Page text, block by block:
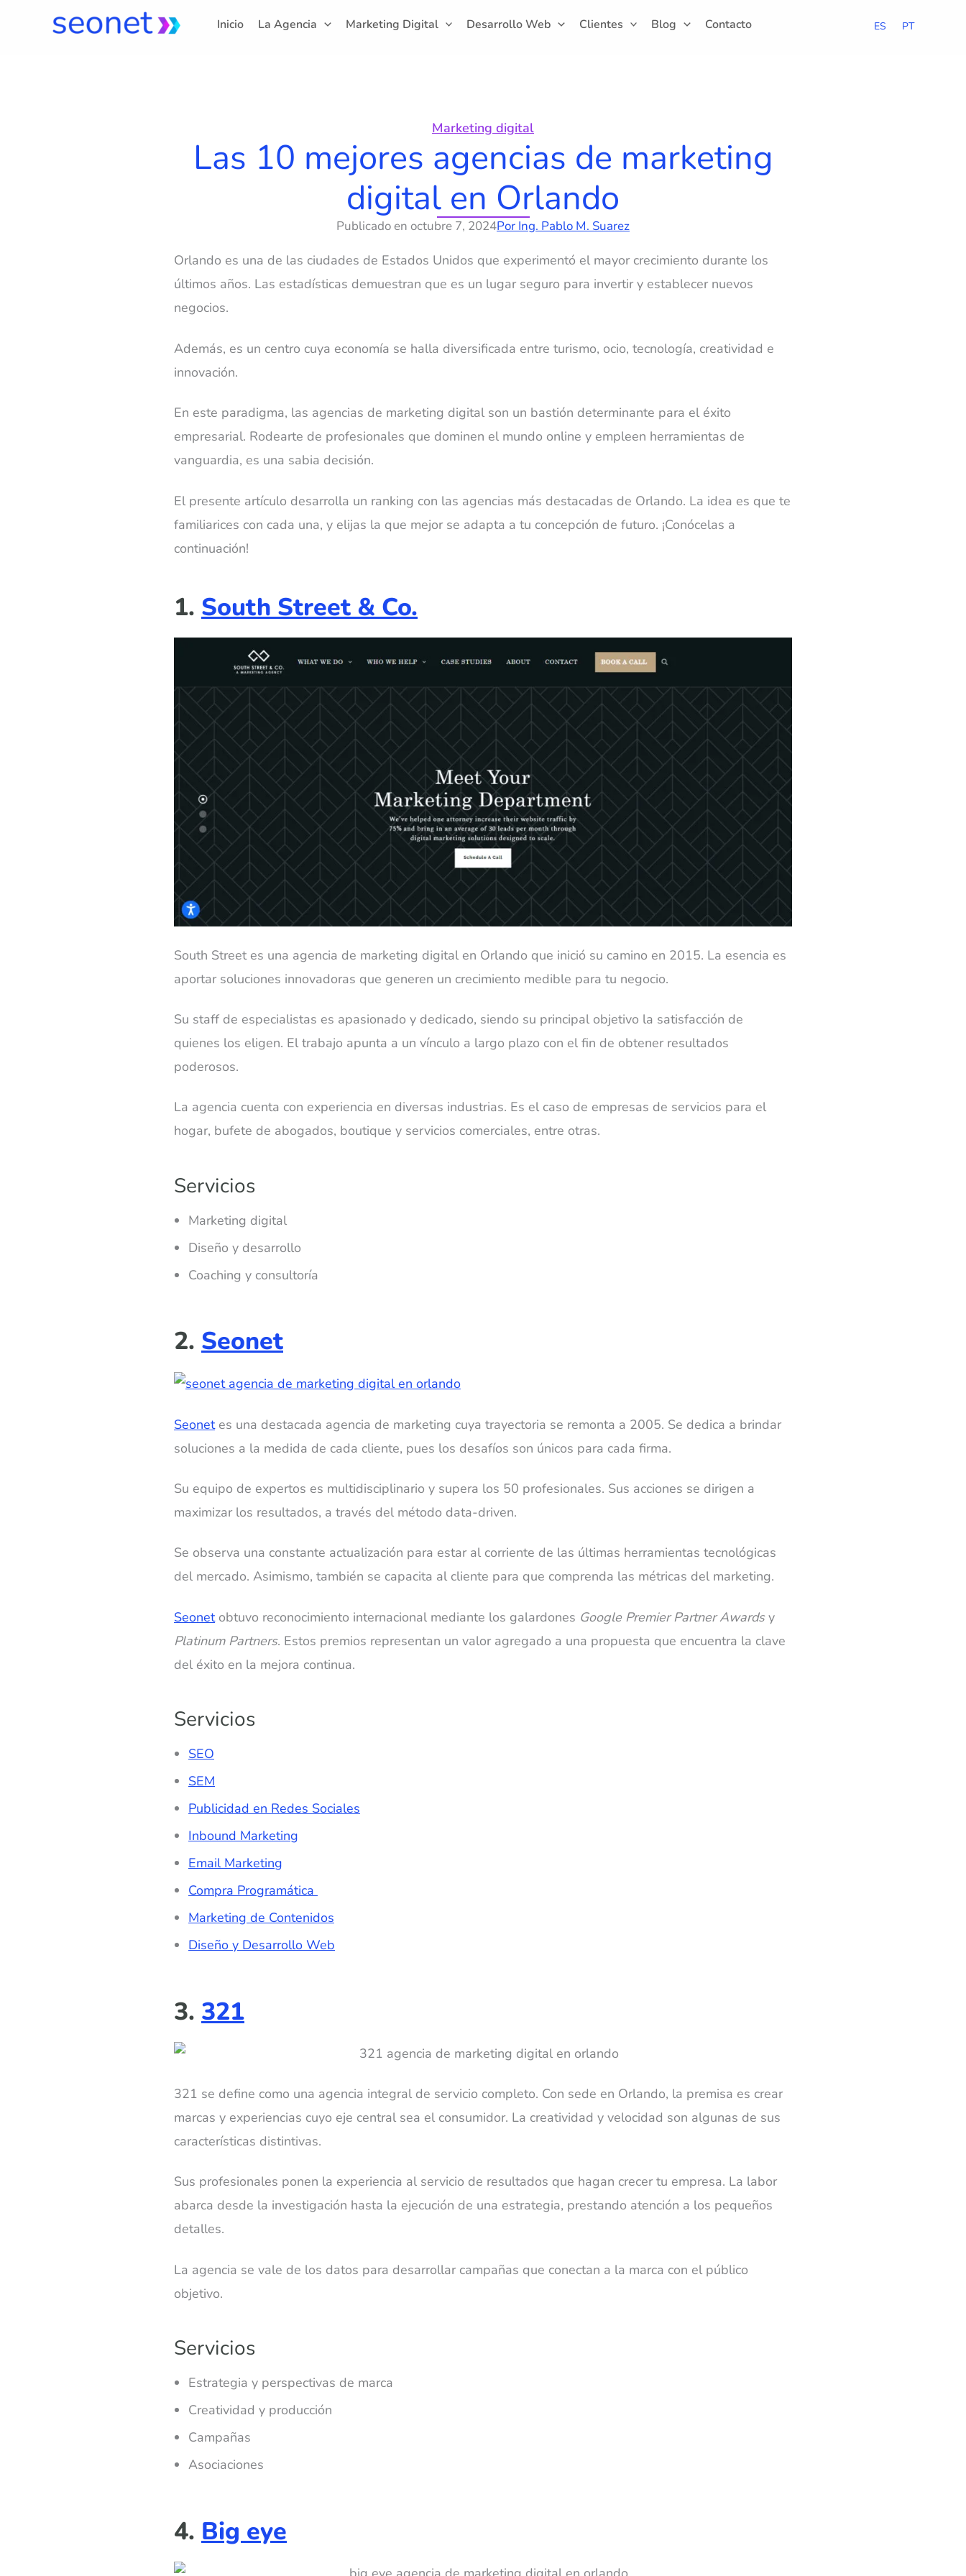
Inicio La Agencia Marketing Digital Desarrollo Web Clientes Blog Contacto ES PT
Marketing digital
Las 10 mejores agencias de marketing
digital en Orlando
Publicado en octubre 7, 2024Por Ing. Pablo M. Suarez
Orlando es una de las ciudades de Estados Unidos que experimentó el mayor crecimiento durante los
últimos años. Las estadísticas demuestran que es un lugar seguro para invertir y establecer nuevos
negocios.
Además, es un centro cuya economía se halla diversificada entre turismo, ocio, tecnología, creatividad e
innovación.
En este paradigma, las agencias de marketing digital son un bastión determinante para el éxito
empresarial. Rodearte de profesionales que dominen el mundo online y empleen herramientas de
vanguardia, es una sabia decisión.
El presente artículo desarrolla un ranking con las agencias más destacadas de Orlando. La idea es que te
familiarices con cada una, y elijas la que mejor se adapta a tu concepción de futuro. ¡Conócelas a
continuación!
1. South Street & Co.
South Street es una agencia de marketing digital en Orlando que inició su camino en 2015. La esencia es
aportar soluciones innovadoras que generen un crecimiento medible para tu negocio.
Su staff de especialistas es apasionado y dedicado, siendo su principal objetivo la satisfacción de
quienes los eligen. El trabajo apunta a un vínculo a largo plazo con el fin de obtener resultados
poderosos.
La agencia cuenta con experiencia en diversas industrias. Es el caso de empresas de servicios para el
hogar, bufete de abogados, boutique y servicios comerciales, entre otras.
Servicios
Marketing digital
Diseño y desarrollo
Coaching y consultoría
2. Seonet
Seonetes una destacada agencia de marketing cuya trayectoria se remonta a 2005. Se dedica a brindar
soluciones a la medida de cada cliente, pues los desafíos son únicos para cada firma.
Su equipo de expertos es multidisciplinario y supera los 50 profesionales. Sus acciones se dirigen a
maximizar los resultados, a través del método data-driven.
Se observa una constante actualización para estar al corriente de las últimas herramientas tecnológicas
del mercado. Asimismo, también se capacita al cliente para que comprenda las métricas del marketing.
Seonetobtuvo reconocimiento internacional mediante los galardones Google Premier Partner Awardsy
Platinum Partners. Estos premios representan un valor agregado a una propuesta que encuentra la clave
del éxito en la mejora continua.
Servicios
SEO
SEM
Publicidad en Redes Sociales
Inbound Marketing
Email Marketing
Compra Programática
Marketing de Contenidos
Diseño y Desarrollo Web
3. 321
321 se define como una agencia integral de servicio completo. Con sede en Orlando, la premisa es crear
marcas y experiencias cuyo eje central sea el consumidor. La creatividad y velocidad son algunas de sus
características distintivas.
Sus profesionales ponen la experiencia al servicio de resultados que hagan crecer tu empresa. La labor
abarca desde la investigación hasta la ejecución de una estrategia, prestando atención a los pequeños
detalles.
La agencia se vale de los datos para desarrollar campañas que conectan a la marca con el público
objetivo.
Servicios
Estrategia y perspectivas de marca
Creatividad y producción
Campañas
Asociaciones
4. Big eye